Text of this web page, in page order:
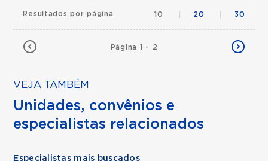
Página 1 - 2
Resultados por página 10 20 30
VEJA TAMBÉM
Unidades, convênios e
especialistas relacionados
Especialistas mais buscados